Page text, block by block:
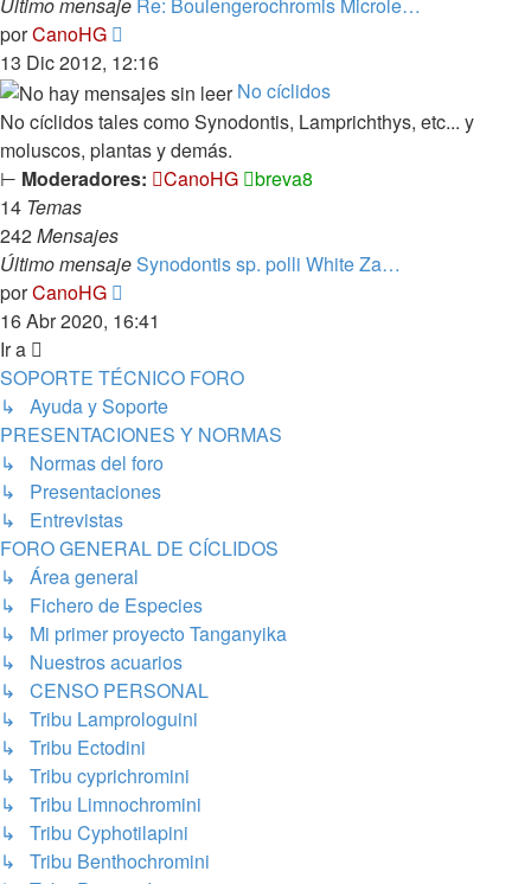
porCanoHG
último
mensaje
13 Dic 2012, 12:16
No cíclidos
No cíclidos tales como Synodontis, Lamprichthys, etc... y
moluscos, plantas y demás.
⊢ Moderadores: CanoHG
breva8
14 Temas
242Mensajes
Último mensajeSynodontis sp. polli White Za…
porCanoHG
último
16 Abr 2020, 16:41
Ir a
SOPORTE TÉCNICO FORO
↳ Ayuda y Soporte
PRESENTACIONES Y NORMAS
↳ Normas del foro
↳ Presentaciones
↳ Entrevistas
FORO GENERAL DE CÍCLIDOS
↳ Área general
↳ Fichero de Especies
↳ Mi primer proyecto Tanganyika
↳ Nuestros acuarios
↳ CENSO PERSONAL
↳ Tribu Lamprologuini
↳ Tribu Ectodini
↳ Tribu cyprichromini
↳ Tribu Limnochromini
↳ Tribu Cyphotilapini
↳ Tribu Benthochromini